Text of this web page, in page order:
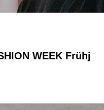
WEEK Frühj